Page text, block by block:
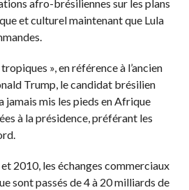
afro-brésiliennes sur les plans
et culturel maintenant que Lula
», en référence à l’ancien
Trump, le candidat brésilien
jamais mis les pieds en Afrique
à la présidence, préférant les
2010, les échanges commerciaux
sont passés de 4 à 20 milliards de